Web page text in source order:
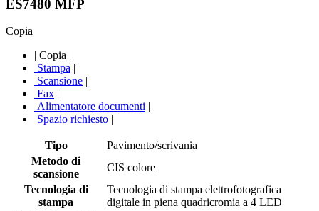
ES7480 MFP
Copia
| Copia |
Stampa |
Scansione |
Fax |
Alimentatore documenti |
Spazio richiesto |
Tipo
Pavimento/scrivania
Metodo di
scansione
CIS colore
Tecnologia di
stampa
Tecnologia di stampa elettrofotografica
digitale in piena quadricromia a 4 LED